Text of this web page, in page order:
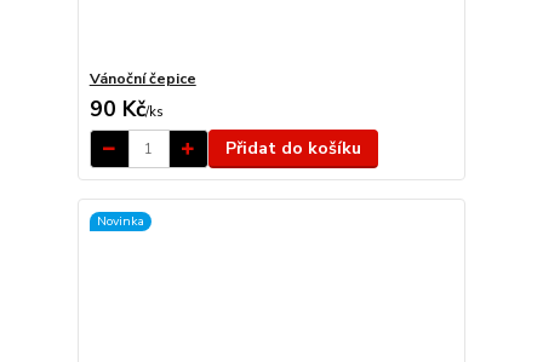
Vánoční čepice
90 Kč/ks
Přidat do košíku
Novinka